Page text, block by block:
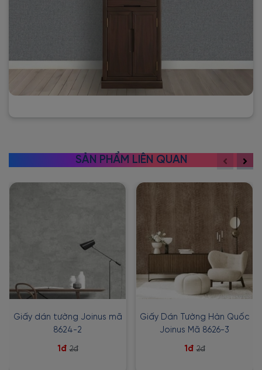
SẢN PHẨM LIÊN QUAN
Giấy dán tường Joinus mã
8624-2
1đ 2đ
Giấy Dán Tường Hàn Quốc
Joinus Mã 8626-3
1đ 2đ